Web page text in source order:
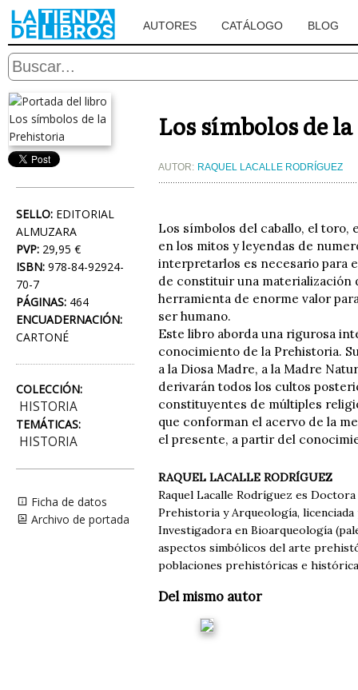
AUTORES CATÁLOGO BLOG
SELLO: EDITORIAL
ALMUZARA
PVP: 29,95 €
ISBN: 978-84-92924-
70-7
PÁGINAS: 464
ENCUADERNACIÓN:
CARTONÉ
COLECCIÓN:
HISTORIA
TEMÁTICAS:
HISTORIA
Ficha de datos
Archivo de portada
Los símbolos de
AUTOR: RAQUEL LACALLE RODRÍGUEZ
Los símbolos del caballo, el toro,
en los mitos y leyendas de
interpretarlos es necesario para
de constituir una materialización
herramienta de enorme valor
ser humano.
Este libro aborda una rigurosa
conocimiento de la Prehistoria.
a la Diosa Madre, a la Madre
derivarán todos los cultos
constituyentes de múltiples
que conforman el acervo de la
el presente, a partir del
RAQUEL LACALLE RODRÍGUEZ
Raquel Lacalle Rodríguez es
Prehistoria y Arqueología,
Investigadora en Bioarqueología
aspectos simbólicos del arte
poblaciones prehistóricas e
Del mismo autor